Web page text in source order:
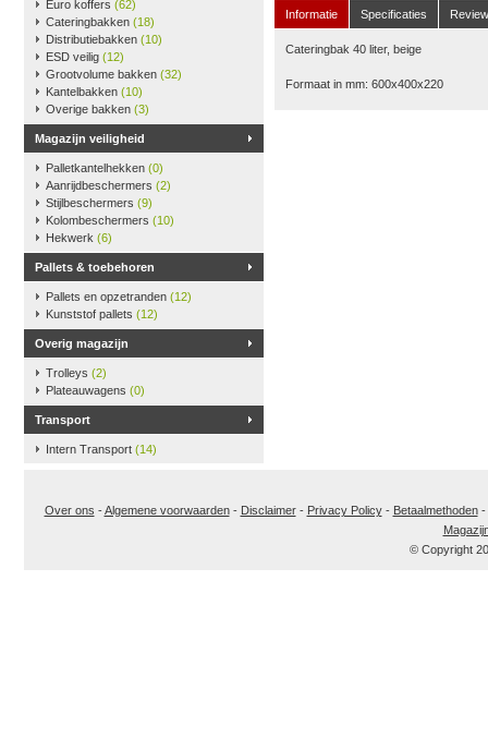
Euro koffers (62)
Cateringbakken (18)
Distributiebakken (10)
ESD veilig (12)
Grootvolume bakken (32)
Kantelbakken (10)
Overige bakken (3)
Magazijn veiligheid
Palletkantelhekken (0)
Aanrijdbeschermers (2)
Stijlbeschermers (9)
Kolombeschermers (10)
Hekwerk (6)
Pallets & toebehoren
Pallets en opzetranden (12)
Kunststof pallets (12)
Overig magazijn
Trolleys (2)
Plateauwagens (0)
Transport
Intern Transport (14)
Informatie Specificaties
Cateringbak 40 liter, beige
Formaat in mm: 600x400x220
Over ons -Algemene voorwaarden- Disclaimer- Privacy Policy- Betaalmethoden-
© Copyright